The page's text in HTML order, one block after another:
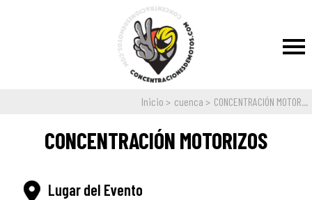
Inicio cuenca CONCENTRACIÓN MOTOR...
CONCENTRACIÓN MOTORIZOS
Lugar del Evento